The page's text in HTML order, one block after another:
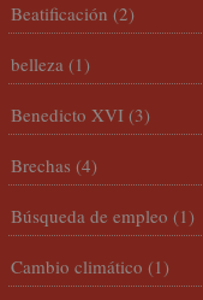
Beatificación (2)
belleza (1)
Benedicto XVI (3)
Brechas (4)
Búsqueda de empleo (1)
Cambio climático (1)